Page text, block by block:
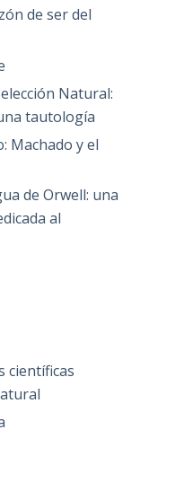
de ser del
Natural:
tautología
Machado y el
de Orwell: una
al
científicas